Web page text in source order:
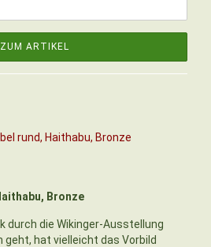
ZUM ARTIKEL
Bronze
durch die Wikinger-Ausstellung
geht, hat vielleicht das Vorbild